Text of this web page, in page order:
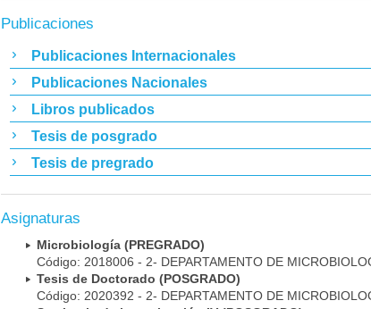
Publicaciones
Publicaciones Internacionales
Publicaciones Nacionales
Libros publicados
Tesis de posgrado
Tesis de pregrado
Asignaturas
Microbiología (PREGRADO)
Código: 2018006 - 2- DEPARTAMENTO DE
Tesis de Doctorado (POSGRADO)
Código: 2020392 - 2- DEPARTAMENTO DE